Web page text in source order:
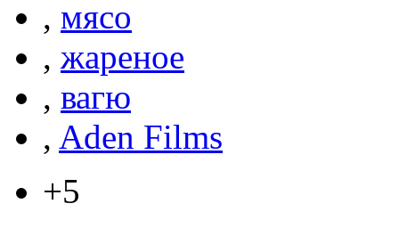
, мясо
, жареное
, вагю
, Aden Films
+5